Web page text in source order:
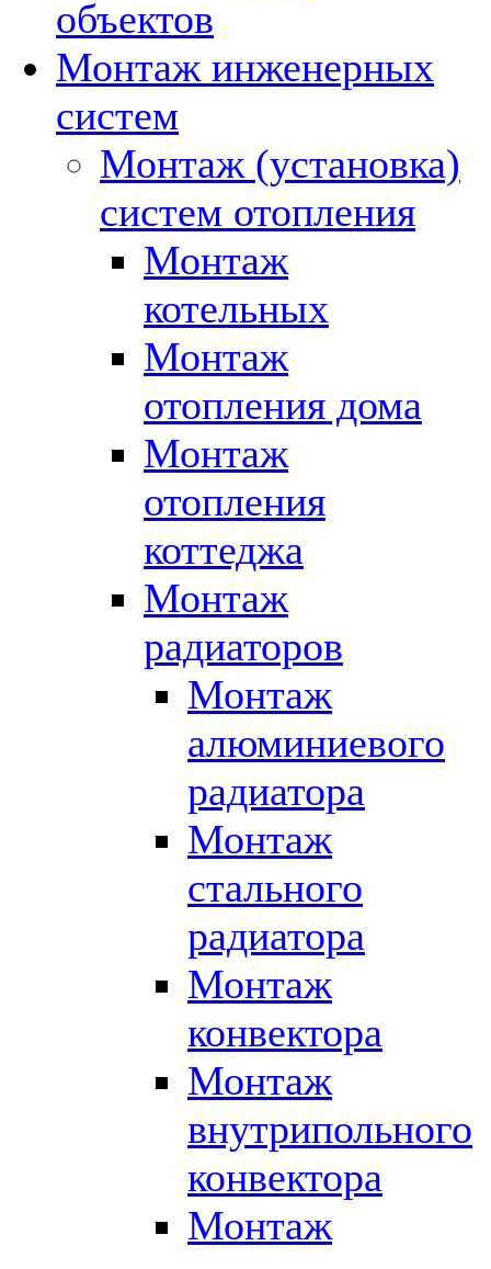
объектов
Монтаж инженерных
систем
Монтаж (установка)
систем отопления
Монтаж
котельных
Монтаж
отопления дома
Монтаж
отопления
коттеджа
Монтаж
радиаторов
Монтаж
алюминиевого
радиатора
Монтаж
стального
радиатора
Монтаж
конвектора
Монтаж
внутрипольного
конвектора
Монтаж